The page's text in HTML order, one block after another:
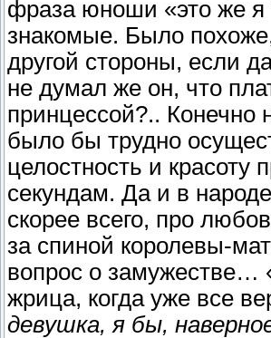
фраза юноши «это же я
знакомые. Было
другой стороны, если
не думал же он, что
принцессой?.. Конечно
было бы трудно
целостность и красоту
секундам. Да и в
скорее всего, про
за спиной королевы-
вопрос о замужестве…
жрица, когда уже все
девушка, я бы,